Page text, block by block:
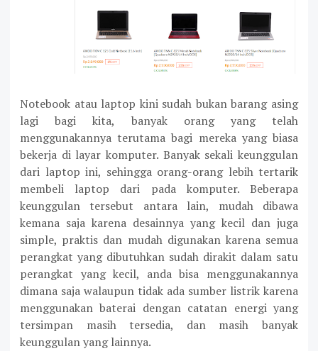
Notebook atau laptop kini sudah bukan barang asing
lagi bagi kita, banyak orang yang telah
menggunakannya terutama bagi mereka yang biasa
bekerja di layar komputer. Banyak sekali keunggulan
dari laptop ini, sehingga orang-orang lebih tertarik
membeli laptop dari pada komputer. Beberapa
keunggulan tersebut antara lain, mudah dibawa
kemana saja karena desainnya yang kecil dan juga
simple, praktis dan mudah digunakan karena semua
perangkat yang dibutuhkan sudah dirakit dalam satu
perangkat yang kecil, anda bisa menggunakannya
dimana saja walaupun tidak ada sumber listrik karena
menggunakan baterai dengan catatan energi yang
tersimpan masih tersedia, dan masih banyak
keunggulan yang lainnya.